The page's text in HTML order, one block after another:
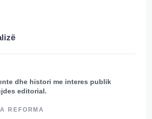
dhe histori me interes publik
editorial.
REFORMA